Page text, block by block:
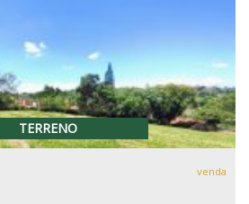
TERRENO
venda